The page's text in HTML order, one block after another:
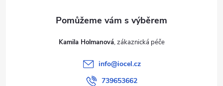
Kamila Holmanová
info@iocel.cz
739653662